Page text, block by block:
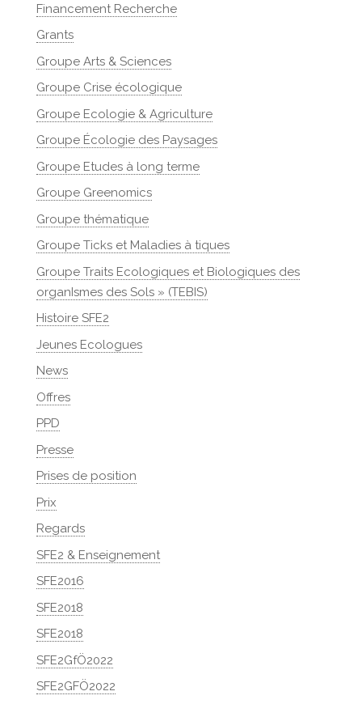
Financement Recherche
Grants
Groupe Arts & Sciences
Groupe Crise écologique
Groupe Ecologie & Agriculture
Groupe Écologie des Paysages
Groupe Etudes à long terme
Groupe Greenomics
Groupe thématique
Groupe Ticks et Maladies à tiques
Groupe Traits Ecologiques et Biologiques des
organIsmes des Sols » (TEBIS)
Histoire SFE2
Jeunes Ecologues
News
Offres
PPD
Presse
Prises de position
Prix
Regards
SFE2 & Enseignement
SFE2016
SFE2018
SFE2018
SFE2GfÖ2022
SFE2GFÖ2022